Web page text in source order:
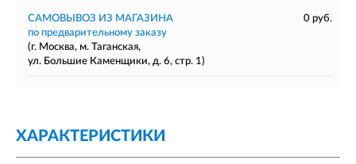
САМОВЫВОЗ ИЗ МАГАЗИНА
0 руб.
по предварительному заказу
(г. Москва, м. Таганская,
ул. Большие Каменщики, д. 6, стр. 1)
ХАРАКТЕРИСТИКИ